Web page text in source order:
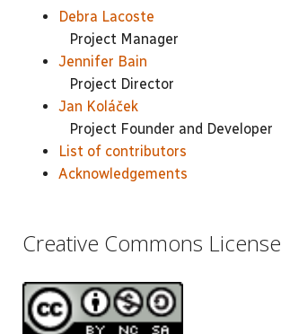
Debra Lacoste
Project Manager
Jennifer Bain
Project Director
Jan Koláček
Project Founder and Developer
List of contributors
Acknowledgements
Creative Commons License